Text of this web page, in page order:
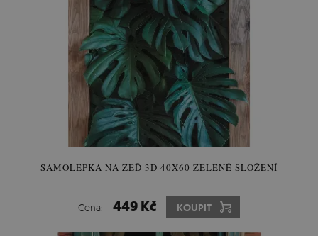
SAMOLEPKA NA ZEĎ 3D 40X60 ZELENÉ SLOŽENÍ
Cena: 449 Kč KOUPIT